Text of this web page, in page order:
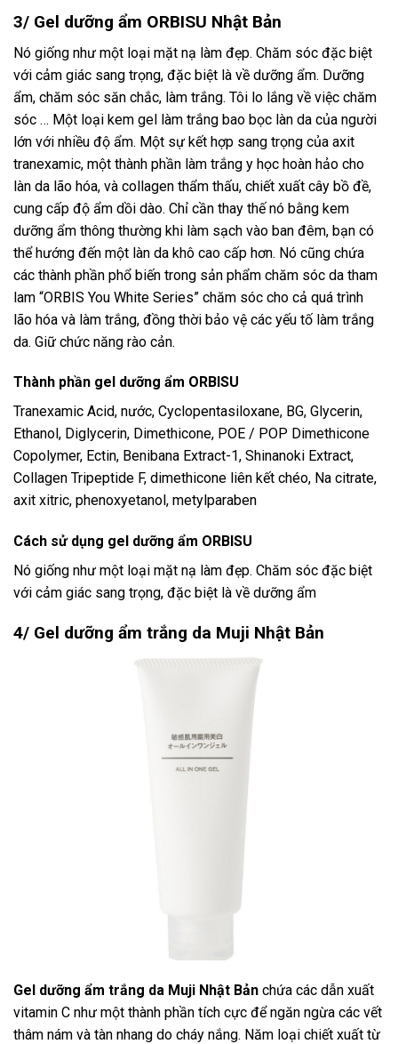
3/ Gel dưỡng ẩm ORBISU Nhật Bản
Nó giống như một loại mặt nạ làm đẹp. Chăm sóc đặc biệt
với cảm giác sang trọng, đặc biệt là về dưỡng ẩm. Dưỡng
ẩm, chăm sóc săn chắc, làm trắng. Tôi lo lắng về việc chăm
sóc … Một loại kem gel làm trắng bao bọc làn da của người
lớn với nhiều độ ẩm. Một sự kết hợp sang trọng của axit
tranexamic, một thành phần làm trắng y học hoàn hảo cho
làn da lão hóa, và collagen thẩm thấu, chiết xuất cây bồ đề,
cung cấp độ ẩm dồi dào. Chỉ cần thay thế nó bằng kem
dưỡng ẩm thông thường khi làm sạch vào ban đêm, bạn có
thể hướng đến một làn da khô cao cấp hơn. Nó cũng chứa
các thành phần phổ biến trong sản phẩm chăm sóc da tham
lam “ORBIS You White Series” chăm sóc cho cả quá trình
lão hóa và làm trắng, đồng thời bảo vệ các yếu tố làm trắng
da. Giữ chức năng rào cản.
Thành phần gel dưỡng ẩm ORBISU
Tranexamic Acid, nước, Cyclopentasiloxane, BG, Glycerin,
Ethanol, Diglycerin, Dimethicone, POE / POP Dimethicone
Copolymer, Ectin, Benibana Extract-1, Shinanoki Extract,
Collagen Tripeptide F, dimethicone liên kết chéo, Na citrate,
axit xitric, phenoxyetanol, metylparaben
Cách sử dụng gel dưỡng ẩm ORBISU
Nó giống như một loại mặt nạ làm đẹp. Chăm sóc đặc biệt
với cảm giác sang trọng, đặc biệt là về dưỡng ẩm
4/ Gel dưỡng ẩm trắng da Muji Nhật Bản
Gel dưỡng ẩm trắng da Muji Nhật Bản chứa các dẫn xuất
vitamin C như một thành phần tích cực để ngăn ngừa các vết
thâm nám và tàn nhang do cháy nắng. Năm loại chiết xuất từ ​​